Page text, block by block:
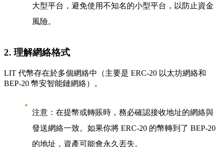
大型平台，避免使用不知名的小型平台，以防止資金
風險。
2. 理解網絡格式
LIT 代幣存在於多個網絡中（主要是 ERC-20 以太坊網絡和
BEP-20 幣安智能鏈網絡）。
注意 ：在提幣或轉賬時， 務必確認接收地址的網絡與
發送網絡一致。如果你將 ERC-20 的幣轉到了 BEP-20
的地址，資產可能會永久丟失。